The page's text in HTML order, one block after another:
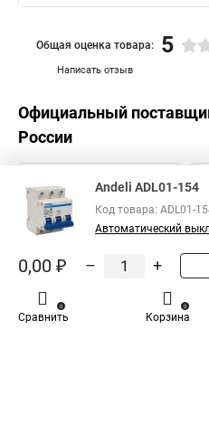
Написать отзыв
Общая оценка товара: 5
Официальный
России
Andeli ADL01-154
Код товара: ADL01-
Автоматический
0,00 ₽ – +
Сравнить
0
Корзина
0